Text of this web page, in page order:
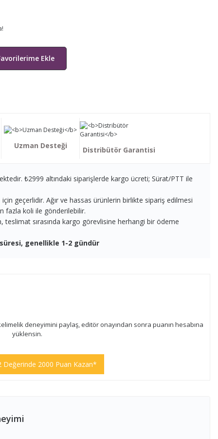
Uzman Desteği Distribütör Garantisi
₺2999 altındaki siparişlerde kargo ücreti; Sürat/PTT ile
geçerlidir. Ağır ve hassas ürünlerin birlikte sipariş edilmesi
fazla koli ile gönderilebilir.
teslimat sırasında kargo görevlisine herhangi bir ödeme
genellikle 1-2 gündür
deneyimini paylaş, editör onayından sonra puanın hesabına
yüklensin.
Değerinde 2000 Puan Kazan*